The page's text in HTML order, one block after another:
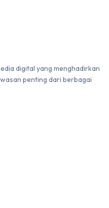
digital yang menghadirkan
penting dari berbagai